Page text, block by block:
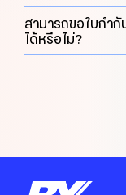
สามารถขอใบกำ
ได้หรือไม่?